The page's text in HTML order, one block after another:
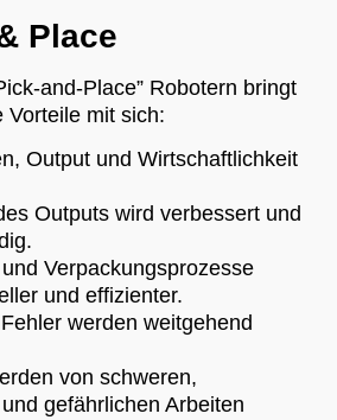
Place
and-Place” Robotern bringt
Vorteile mit sich:
Output und Wirtschaftlichkeit
Outputs wird verbessert und
Verpackungsprozesse
und effizienter.
werden weitgehend
von schweren,
gefährlichen Arbeiten